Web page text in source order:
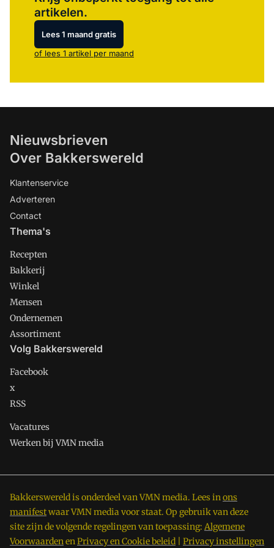
artikelen.
Lees 1 maand gratis
of lees 1 artikel per maand
Nieuwsbrieven
Over Bakkerswereld
Klantenservice
Adverteren
Contact
Thema's
Recepten
Bakkerij
Winkel
Mensen
Ondernemen
Assortiment
Volg Bakkerswereld
Facebook
x
RSS
Vacatures
Werken bij VMN media
Bakkerswereld is onderdeel van VMN media. Lees inons
manifestwaar VMN media voor staat. Op gebruik van deze
site zijn de volgende regelingen van toepassing: Algemene
VoorwaardenenPrivacy en Cookie beleid Privacy instellingen